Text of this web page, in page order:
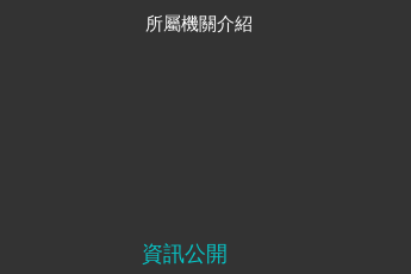
所屬機關介紹
資訊公開